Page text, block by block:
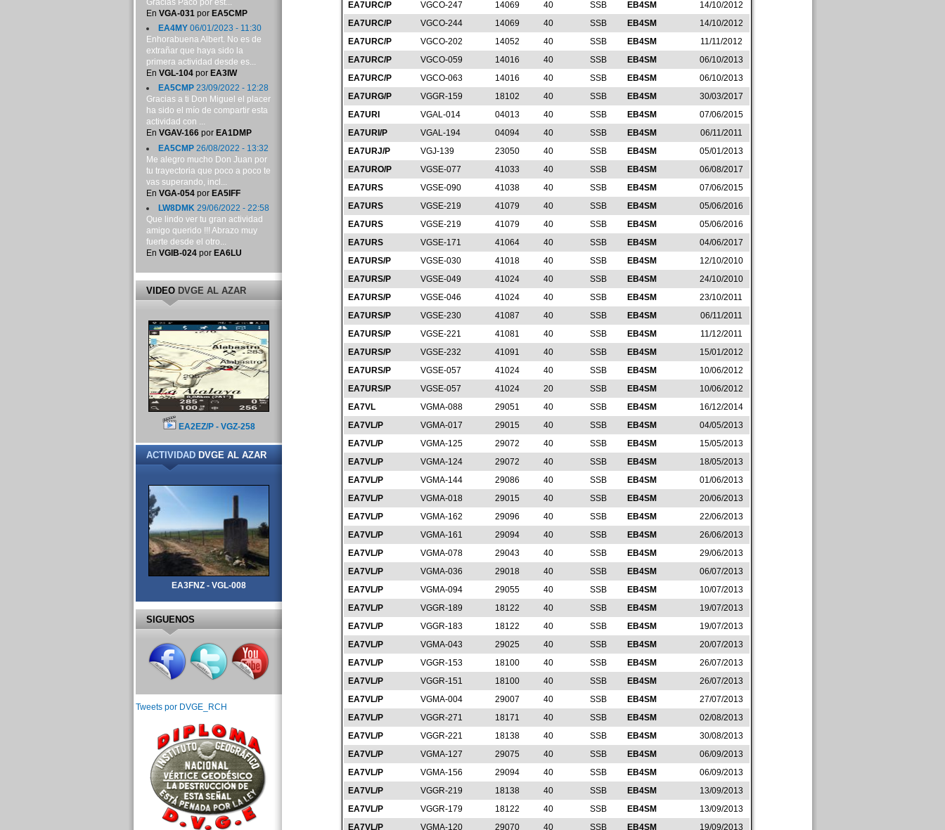
EA7URC/P
VGCO-247 14069 40 SSB EB4SM
14/10/2012
EA7URC/P
VGCO-244 14069 40 SSB EB4SM
14/10/2012
EA7URC/P
VGCO-202 14052 40 SSB EB4SM
11/11/2012
EA7URC/P
VGCO-059 14016 40 SSB EB4SM
06/10/2013
EA7URC/P
VGCO-063 14016 40 SSB EB4SM
06/10/2013
EA7URG/P
VGGR-159 18102 40 SSB EB4SM
30/03/2017
EA7URI
VGAL-014 04013 40 SSB EB4SM
07/06/2015
EA7URI/P
VGAL-194 04094 40 SSB EB4SM
06/11/2011
EA7URJ/P
VGJ-139 23050 40 SSB EB4SM
05/01/2013
EA7URO/P
VGSE-077 41033 40 SSB EB4SM
06/08/2017
EA7URS
VGSE-090 41038 40 SSB EB4SM
07/06/2015
EA7URS
VGSE-219 41079 40 SSB EB4SM
05/06/2016
EA7URS
VGSE-219 41079 40 SSB EB4SM
05/06/2016
EA7URS
VGSE-171 41064 40 SSB EB4SM
04/06/2017
EA7URS/P
VGSE-030 41018 40 SSB EB4SM
12/10/2010
EA7URS/P
VGSE-049 41024 40 SSB EB4SM
24/10/2010
EA7URS/P
VGSE-046 41024 40 SSB EB4SM
23/10/2011
EA7URS/P
VGSE-230 41087 40 SSB EB4SM
06/11/2011
EA7URS/P
VGSE-221 41081 40 SSB EB4SM
11/12/2011
EA7URS/P
VGSE-232 41091 40 SSB EB4SM
15/01/2012
EA7URS/P
VGSE-057 41024 40 SSB EB4SM
10/06/2012
EA7URS/P
VGSE-057 41024 20 SSB EB4SM
10/06/2012
EA7VL
VGMA-088 29051 40 SSB EB4SM
16/12/2014
EA7VL/P
VGMA-017 29015 40 SSB EB4SM
04/05/2013
EA7VL/P
VGMA-125 29072 40 SSB EB4SM
15/05/2013
EA7VL/P
VGMA-124 29072 40 SSB EB4SM
18/05/2013
EA7VL/P
VGMA-144 29086 40 SSB EB4SM
01/06/2013
EA7VL/P
VGMA-018 29015 40 SSB EB4SM
20/06/2013
EA7VL/P
VGMA-162 29096 40 SSB EB4SM
22/06/2013
EA7VL/P
VGMA-161 29094 40 SSB EB4SM
26/06/2013
EA7VL/P
VGMA-078 29043 40 SSB EB4SM
29/06/2013
EA7VL/P
VGMA-036 29018 40 SSB EB4SM
06/07/2013
EA7VL/P
VGMA-094 29055 40 SSB EB4SM
10/07/2013
EA7VL/P
VGGR-189 18122 40 SSB EB4SM
19/07/2013
EA7VL/P
VGGR-183 18122 40 SSB EB4SM
19/07/2013
EA7VL/P
VGMA-043 29025 40 SSB EB4SM
20/07/2013
EA7VL/P
VGGR-153 18100 40 SSB EB4SM
26/07/2013
EA7VL/P
VGGR-151 18100 40 SSB EB4SM
26/07/2013
EA7VL/P
VGMA-004 29007 40 SSB EB4SM
27/07/2013
EA7VL/P
VGGR-271 18171 40 SSB EB4SM
02/08/2013
EA7VL/P
VGGR-221 18138 40 SSB EB4SM
30/08/2013
EA7VL/P
VGMA-127 29075 40 SSB EB4SM
06/09/2013
EA7VL/P
VGMA-156 29094 40 SSB EB4SM
06/09/2013
EA7VL/P
VGGR-219 18138 40 SSB EB4SM
13/09/2013
EA7VL/P
VGGR-179 18122 40 SSB EB4SM
13/09/2013
EA7VL/P
VGMA-120 29070 40 SSB EB4SM 19/09/2013
En VGA-031 por EA5CMP
EA4MY06/01/2023 - 11:30
Enhorabuena Albert. No es de
extrañar que haya sido la
primera actividad desde es...
En VGL-104por EA3IW
EA5CMP23/09/2022 - 12:28
Gracias a ti Don Miguel el placer
ha sido el mío de compartir esta
actividad con ...
En VGAV-166por EA1DMP
EA5CMP26/08/2022 - 13:32
Me alegro mucho Don Juan por
tu trayectoria que poco a poco te
vas superando, incl...
En VGA-054por EA5IFF
LW8DMK29/06/2022 - 22:58
Que lindo ver tu gran actividad
amigo querido !!! Abrazo muy
fuerte desde el otro...
En VGIB-024por EA6LU
VIDEODVGE AL AZAR
EA2EZ/P - VGZ-258
ACTIVIDADDVGE AL AZAR
EA3FNZ - VGL-008
SIGUENOS
Tweets por DVGE_RCH